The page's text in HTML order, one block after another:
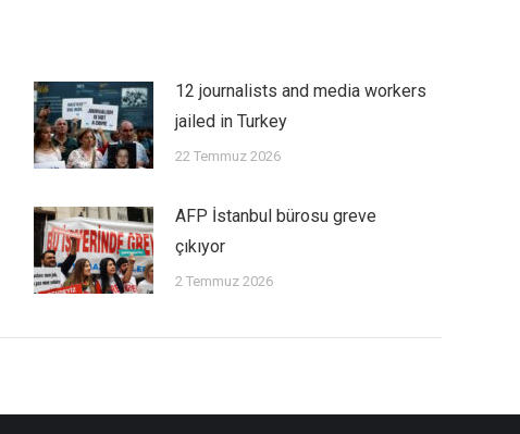
12 journalists and media workers
jailed in Turkey
22 Temmuz 2026
AFP İstanbul bürosu greve
çıkıyor
2 Temmuz 2026